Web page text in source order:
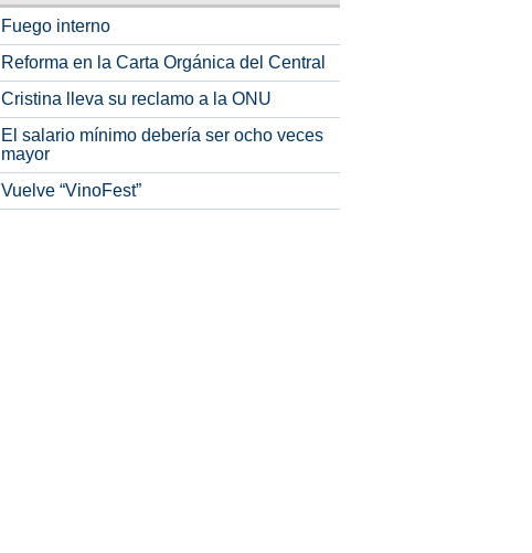
Fuego interno
Reforma en la Carta Orgánica del Central
Cristina lleva su reclamo a la ONU
El salario mínimo debería ser ocho veces
mayor
Vuelve “VinoFest”